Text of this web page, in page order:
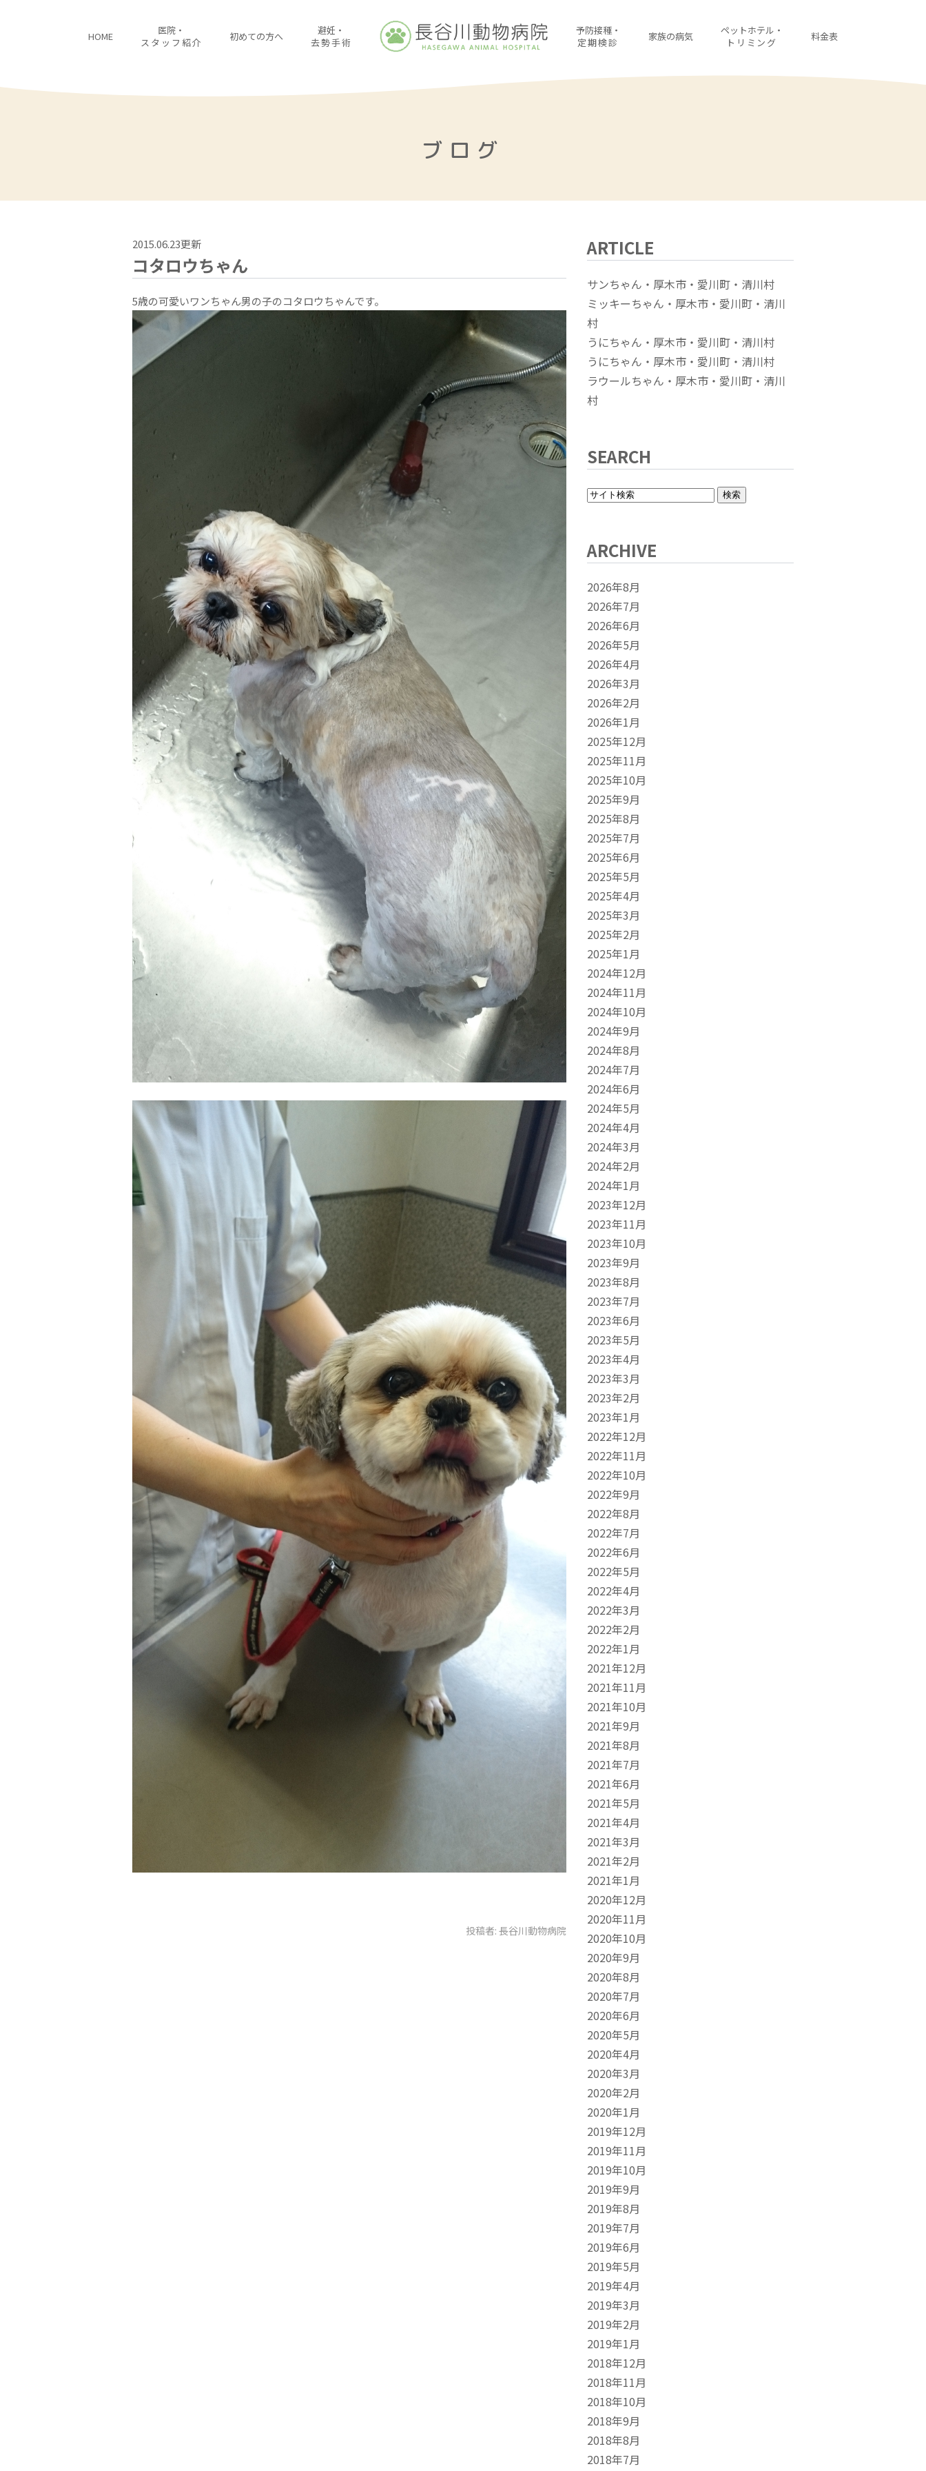
HOME
医院・
スタッフ紹介
初めての方へ
避妊・
去勢手術
予防接種・
定期検診
家族の病気
ペットホテル・
トリミング
料金表
ブログ
2015.06.23更新
コタロウちゃん
5歳の可愛いワンちゃん男の子のコタロウちゃんです。
投稿者: 長谷川動物病院
ARTICLE
サンちゃん・厚木市・愛川町・清川村
ミッキーちゃん・厚木市・愛川町・清川
村
うにちゃん・厚木市・愛川町・清川村
うにちゃん・厚木市・愛川町・清川村
ラウールちゃん・厚木市・愛川町・清川
村
SEARCH
ARCHIVE
2026年8月
2026年7月
2026年6月
2026年5月
2026年4月
2026年3月
2026年2月
2026年1月
2025年12月
2025年11月
2025年10月
2025年9月
2025年8月
2025年7月
2025年6月
2025年5月
2025年4月
2025年3月
2025年2月
2025年1月
2024年12月
2024年11月
2024年10月
2024年9月
2024年8月
2024年7月
2024年6月
2024年5月
2024年4月
2024年3月
2024年2月
2024年1月
2023年12月
2023年11月
2023年10月
2023年9月
2023年8月
2023年7月
2023年6月
2023年5月
2023年4月
2023年3月
2023年2月
2023年1月
2022年12月
2022年11月
2022年10月
2022年9月
2022年8月
2022年7月
2022年6月
2022年5月
2022年4月
2022年3月
2022年2月
2022年1月
2021年12月
2021年11月
2021年10月
2021年9月
2021年8月
2021年7月
2021年6月
2021年5月
2021年4月
2021年3月
2021年2月
2021年1月
2020年12月
2020年11月
2020年10月
2020年9月
2020年8月
2020年7月
2020年6月
2020年5月
2020年4月
2020年3月
2020年2月
2020年1月
2019年12月
2019年11月
2019年10月
2019年9月
2019年8月
2019年7月
2019年6月
2019年5月
2019年4月
2019年3月
2019年2月
2019年1月
2018年12月
2018年11月
2018年10月
2018年9月
2018年8月
2018年7月